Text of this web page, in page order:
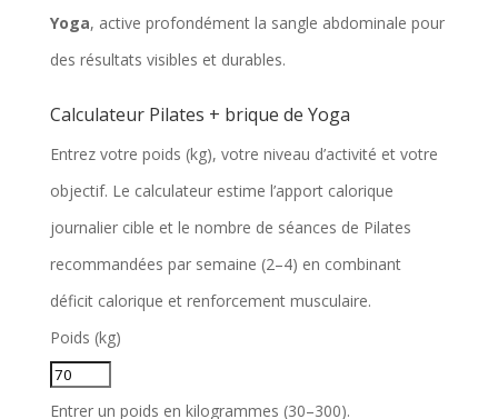
Yoga, active profondément la sangle abdominale pour
des résultats visibles et durables.
Calculateur Pilates + brique de Yoga
Entrez votre poids (kg), votre niveau d’activité et votre
objectif. Le calculateur estime l’apport calorique
journalier cible et le nombre de séances de Pilates
recommandées par semaine (2–4) en combinant
déficit calorique et renforcement musculaire.
F
o
r
Poids (kg)
Entrer un poids en kilogrammes (30–300).